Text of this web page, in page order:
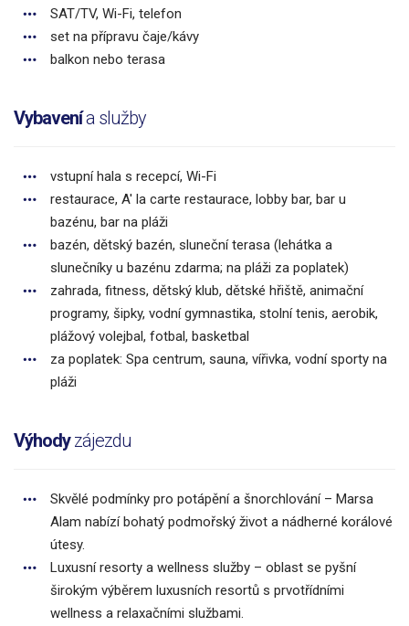
SAT/TV, Wi-Fi, telefon
set na přípravu čaje/kávy
balkon nebo terasa
Vybavenía služby
vstupní hala s recepcí, Wi-Fi
restaurace, A' la carte restaurace, lobby bar, bar u
bazénu, bar na pláži
bazén, dětský bazén, sluneční terasa (lehátka a
slunečníky u bazénu zdarma; na pláži za poplatek)
zahrada, fitness, dětský klub, dětské hřiště, animační
programy, šipky, vodní gymnastika, stolní tenis, aerobik,
plážový volejbal, fotbal, basketbal
za poplatek: Spa centrum, sauna, vířivka, vodní sporty na
pláži
Výhodyzájezdu
Skvělé podmínky pro potápění a šnorchlování – Marsa
Alam nabízí bohatý podmořský život a nádherné korálové
útesy.
Luxusní resorty a wellness služby – oblast se pyšní
širokým výběrem luxusních resortů s prvotřídními
wellness a relaxačními službami.